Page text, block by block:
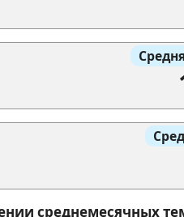
среднемесячных